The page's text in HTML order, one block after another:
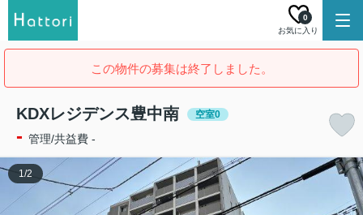
お気に入り
0
この物件の募集は終了しました。
KDXレジデンス豊中南 空室0
- 管理/共益費 -
1/2